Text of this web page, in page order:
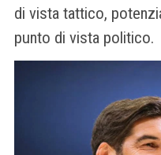
di vista tattico,
punto di vista politico.